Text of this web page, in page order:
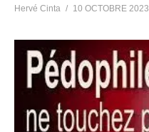
Hervé Cinta 10 OCTOBRE 2023